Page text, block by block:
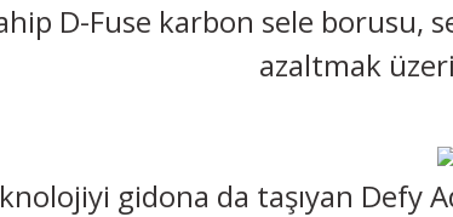
D-Fuse karbon sele
azaltmak
gidona da taşıyan Defy